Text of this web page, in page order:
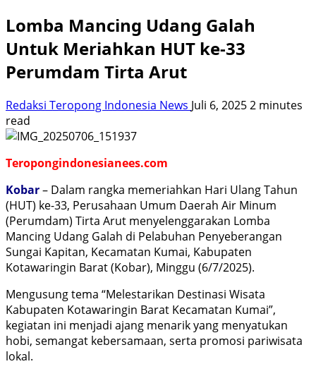
Lomba Mancing Udang Galah
Untuk Meriahkan HUT ke-33
Perumdam Tirta Arut
Redaksi Teropong Indonesia News Juli 6, 20252 minutes
read
Teropongindonesianees.com
Kobar– Dalam rangka memeriahkan Hari Ulang Tahun
(HUT) ke-33, Perusahaan Umum Daerah Air Minum
(Perumdam) Tirta Arut menyelenggarakan Lomba
Mancing Udang Galah di Pelabuhan Penyeberangan
Sungai Kapitan, Kecamatan Kumai, Kabupaten
Kotawaringin Barat (Kobar), Minggu (6/7/2025).
Mengusung tema “Melestarikan Destinasi Wisata
Kabupaten Kotawaringin Barat Kecamatan Kumai”,
kegiatan ini menjadi ajang menarik yang menyatukan
hobi, semangat kebersamaan, serta promosi pariwisata
lokal.